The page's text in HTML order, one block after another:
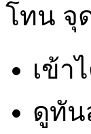
โทน จุ
เข้า
ดูทัน